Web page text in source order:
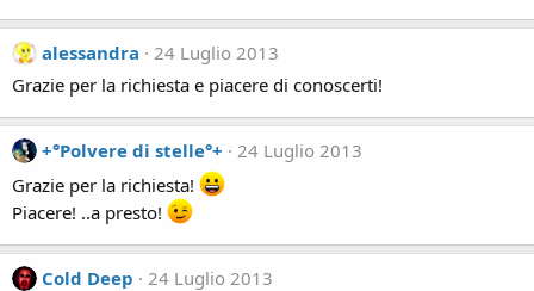
alessandra
24 Luglio 2013
Grazie per la richiesta e piacere di conoscerti!
+°Polvere di stelle°+
24 Luglio 2013
Grazie per la richiesta!
Piacere! ..a presto!
Cold Deep
24 Luglio 2013